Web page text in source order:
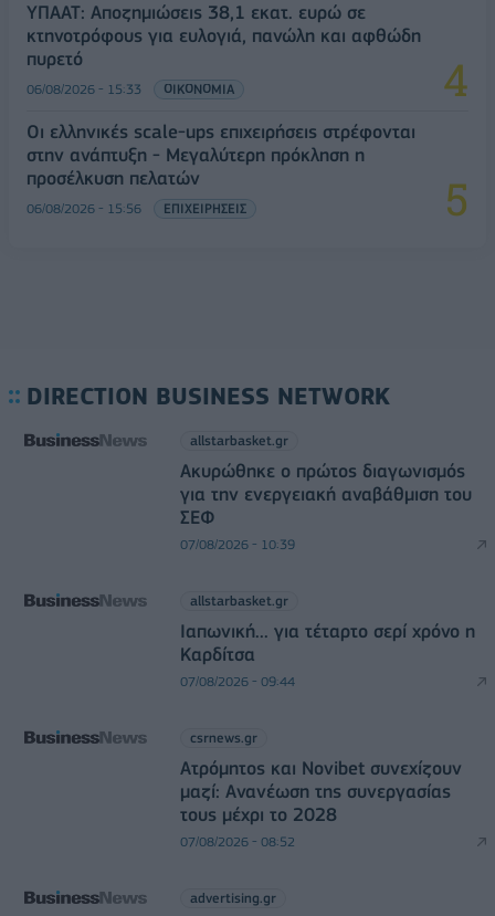
ΥΠΑΑΤ: Αποζημιώσεις 38,1 εκατ. ευρώ σε
κτηνοτρόφους για ευλογιά, πανώλη και αφθώδη
πυρετό
06/08/2026 - 15:33 ΟΙΚΟΝΟΜΙΑ
Οι ελληνικές scale-ups επιχειρήσεις στρέφονται
στην ανάπτυξη - Μεγαλύτερη πρόκληση η
προσέλκυση πελατών
06/08/2026 - 15:56 ΕΠΙΧΕΙΡΗΣΕΙΣ
DIRECTION BUSINESS NETWORK
allstarbasket.gr
Ακυρώθηκε ο πρώτος διαγωνισμός
για την ενεργειακή αναβάθμιση του
ΣΕΦ
07/08/2026 - 10:39
allstarbasket.gr
Ιαπωνική... για τέταρτο σερί χρόνο η
Καρδίτσα
07/08/2026 - 09:44
csrnews.gr
Ατρόμητος και Novibet συνεχίζουν
μαζί: Ανανέωση της συνεργασίας
τους μέχρι το 2028
07/08/2026 - 08:52
advertising.gr